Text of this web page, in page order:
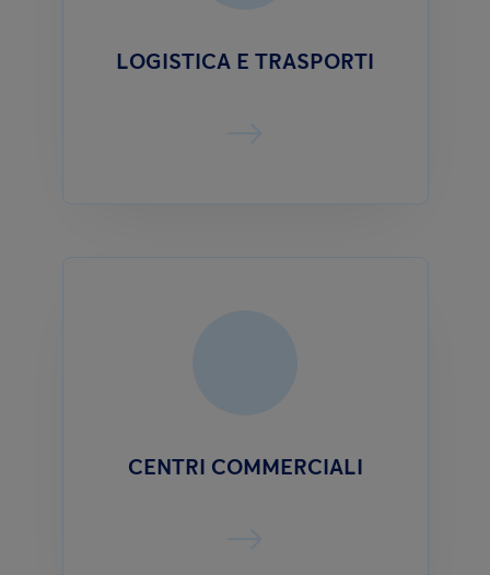
LOGISTICA E TRASPORTI
CENTRI COMMERCIALI